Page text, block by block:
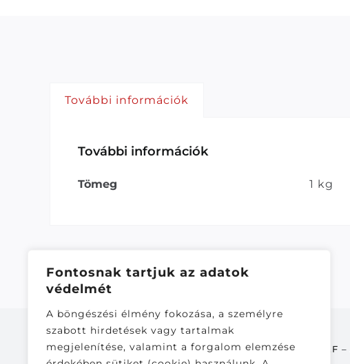
Fontosnak tartjuk az adatok
védelmét
A böngészési élmény fokozása, a személyre
szabott hirdetések vagy tartalmak
megjelenítése, valamint a forgalom elemzése
További információk
További információk
Tömeg 1 kg
ÁSZF –